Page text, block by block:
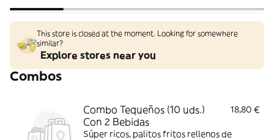
This store is closed at the moment. Looking for somewhere
similar?
Explore stores near you
Combos
Combo Tequeños (10 uds.)
Con 2 Bebidas
18,80 €
Súper ricos, palitos fritos rellenos de